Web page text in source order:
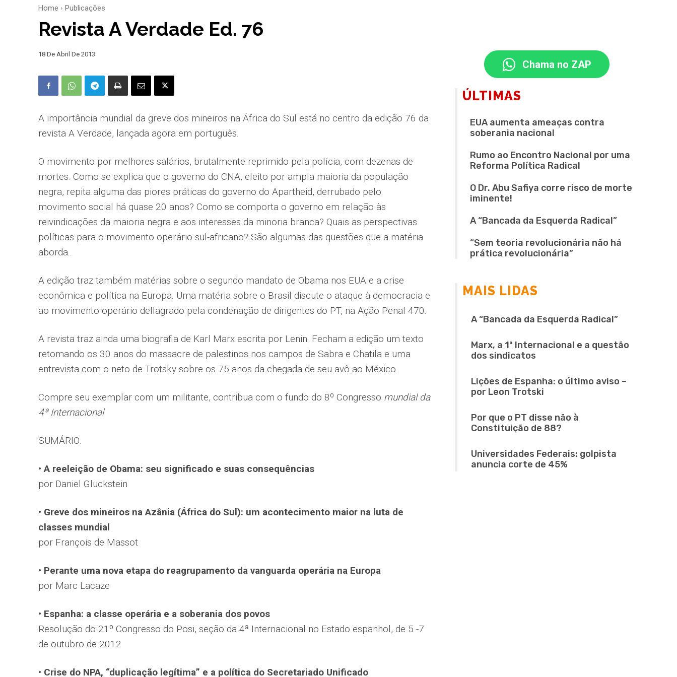
Home Publicações
Revista A Verdade Ed. 76
18 De Abril De 2013
A importância mundial da greve dos mineiros na África do Sul está no centro da edição 76 da
revista A Verdade, lançada agora em português.
O movimento por melhores salários, brutalmente reprimido pela polícia, com dezenas de
mortes. Como se explica que o governo do CNA, eleito por ampla maioria da população
negra, repita alguma das piores práticas do governo do Apartheid, derrubado pelo
movimento social há quase 20 anos? Como se comporta o governo em relação às
reivindicações da maioria negra e aos interesses da minoria branca? Quais as perspectivas
políticas para o movimento operário sul-africano? São algumas das questões que a matéria
aborda..
A edição traz também matérias sobre o segundo mandato de Obama nos EUA e a crise
econômica e política na Europa. Uma matéria sobre o Brasil discute o ataque à democracia e
ao movimento operário deflagrado pela condenação de dirigentes do PT, na Ação Penal 470.
A revista traz ainda uma biografia de Karl Marx escrita por Lenin. Fecham a edição um texto
retomando os 30 anos do massacre de palestinos nos campos de Sabra e Chatila e uma
entrevista com o neto de Trotsky sobre os 75 anos da chegada de seu avô ao México.
Compre seu exemplar com um militante, contribua com o fundo do 8º Congresso mundial da
4ª Internacional
SUMÁRIO:
• A reeleição de Obama: seu significado e suas consequências
por Daniel Gluckstein
• Greve dos mineiros na Azânia (África do Sul): um acontecimento maior na luta de
classes mundial
por François de Massot
• Perante uma nova etapa do reagrupamento da vanguarda operária na Europa
por Marc Lacaze
• Espanha: a classe operária e a soberania dos povos
Resolução do 21º Congresso do Posi, seção da 4ª Internacional no Estado espanhol, de 5 -7
de outubro de 2012
• Crise do NPA, “duplicação legítima” e a política do Secretariado Unificado
Chama no ZAP
ÚLTIMAS
EUA aumenta ameaças contra
soberania nacional
Rumo ao Encontro Nacional por uma
Reforma Política Radical
O Dr. Abu Safiya corre risco de morte
iminente!
A “Bancada da Esquerda Radical”
“Sem teoria revolucionária não há
prática revolucionária”
MAIS LIDAS
A “Bancada da Esquerda Radical”
Marx, a 1ª Internacional e a questão
dos sindicatos
Lições de Espanha: o último aviso –
por Leon Trotski
Por que o PT disse não à
Constituição de 88?
Universidades Federais: golpista
anuncia corte de 45%